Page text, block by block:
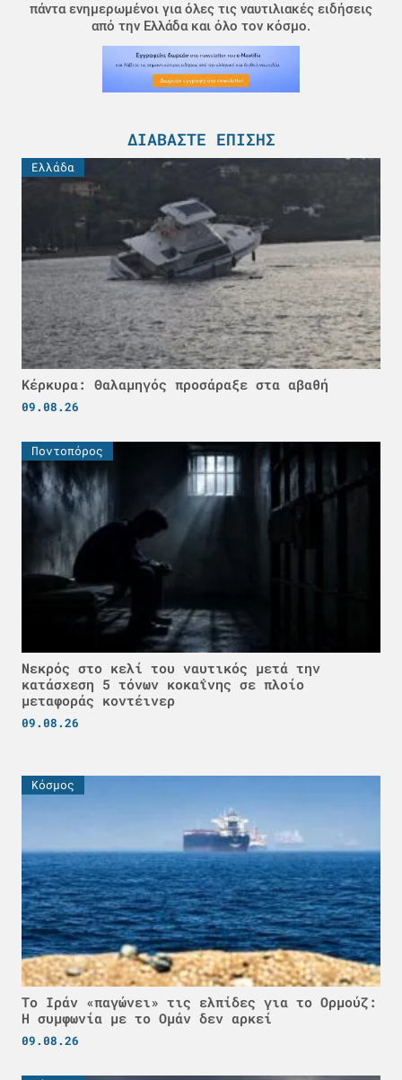
πάντα ενημερωμένοι για όλες τις ναυτιλιακές ειδήσεις
από την Ελλάδα και όλο τον κόσμο.
ΔΙΑΒΆΣΤΕ ΕΠΊΣΗΣ
Ελλάδα
Κέρκυρα: Θαλαμηγός προσάραξε στα αβαθή
09.08.26
Ποντοπόρος
Νεκρός στο κελί του ναυτικός μετά την
κατάσχεση 5 τόνων κοκαΐνης σε πλοίο
μεταφοράς κοντέινερ
09.08.26
Κόσμος
Το Ιράν «παγώνει» τις ελπίδες για το Ορμούζ:
Η συμφωνία με το Ομάν δεν αρκεί
09.08.26